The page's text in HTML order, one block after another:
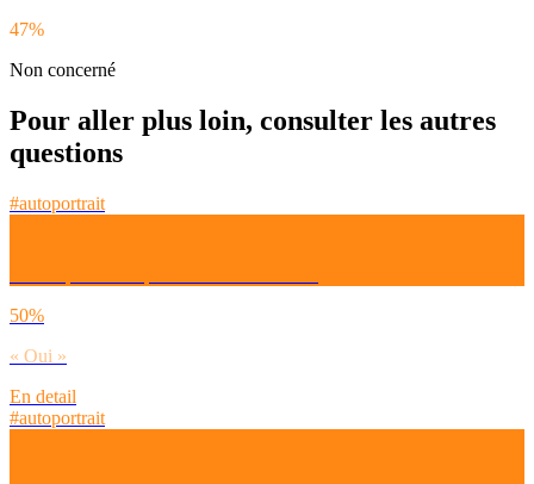
47%
Non concerné
Pour aller plus loin, consulter les autres
questions
#autoportrait
50%
« Oui »
En detail
#autoportrait